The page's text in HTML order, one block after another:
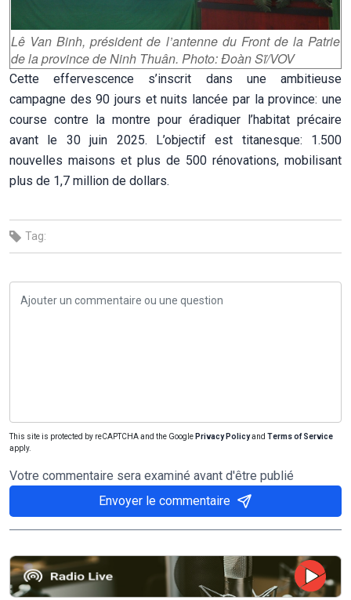
Lê Van Binh, président de l’antenne du Front de la Patrie
de la province de Ninh Thuân. Photo: Đoàn Sĩ/VOV
Cette effervescence s’inscrit dans une ambitieuse
campagne des 90 jours et nuits lancée par la province: une
course contre la montre pour éradiquer l’habitat précaire
avant le 30 juin 2025. L’objectif est titanesque: 1.500
nouvelles maisons et plus de 500 rénovations, mobilisant
plus de 1,7 million de dollars.
Tag:
This site is protected by reCAPTCHA and the Google Privacy Policyand Terms of Service
apply.
Votre commentaire sera examiné avant d'être publié
Envoyer le commentaire